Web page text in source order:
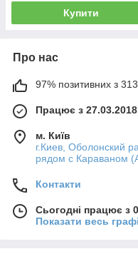
Купити
Про нас
97% позитивних з 313
Працює з 27.03.2018
м. Київ
г.Киев, Оболонский
рядом с Караваном
Контакти
Сьогодні працює з
Показати весь